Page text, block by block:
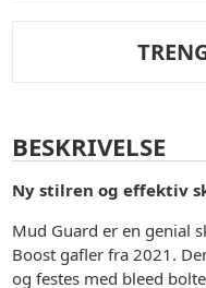
BESKRIVELSE
Ny stilren og effektiv
Mud Guard er en genial
Boost gafler fra 2021.
og festes med bleed